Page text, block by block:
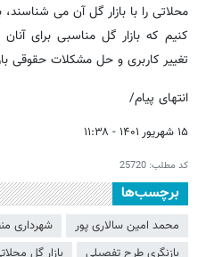
محلاتی را با بازار گل آن می
کنیم که بازار گل مناسبی برای
تغییر کاربری و حل مشکلات حقوقی
انتهای پیام/
۱۵ شهریور ۱۴۰۱ - ۱۱:۳۸
کد مطلب: 25720
برچسب‌ها
محمد امین سالاری پور شهرداری
بازنگری طرح تفصیلی
بازار گل